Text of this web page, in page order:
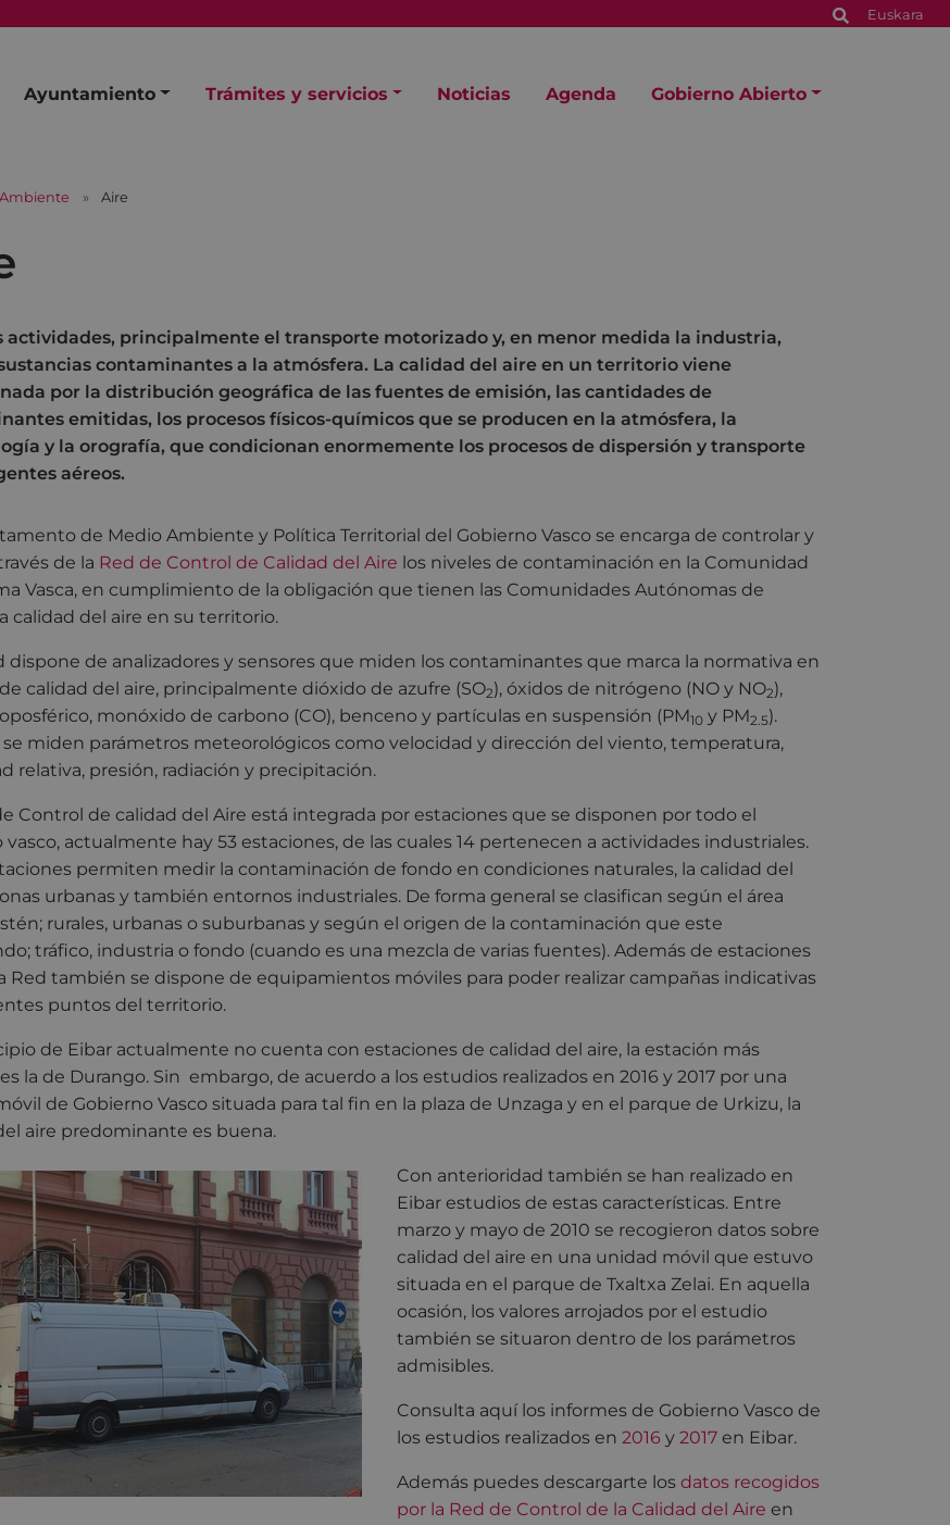
Euskara
Ayuntamiento Trámites y servicios Noticias Agenda Gobierno Abierto
Aire
actividades, principalmente el transporte motorizado y, en menor medida la industria,
contaminantes a la atmósfera. La calidad del aire en un territorio viene
por la distribución geográfica de las fuentes de emisión, las cantidades de
emitidas, los procesos físicos-químicos que se producen en la atmósfera, la
y la orografía, que condicionan enormemente los procesos de dispersión y transporte
aéreos.
de Medio Ambiente y Política Territorial del Gobierno Vasco se encarga de controlar y
de la Red de Control de Calidad del Aire los niveles de contaminación en la Comunidad
Vasca, en cumplimiento de la obligación que tienen las Comunidades Autónomas de
calidad del aire en su territorio.
dispone de analizadores y sensores que miden los contaminantes que marca la normativa en
calidad del aire, principalmente dióxido de azufre (SO2), óxidos de nitrógeno (NO y NO2),
monóxido de carbono (CO), benceno y partículas en suspensión (PM10 y PM2.5).
miden parámetros meteorológicos como velocidad y dirección del viento, temperatura,
relativa, presión, radiación y precipitación.
Control de calidad del Aire está integrada por estaciones que se disponen por todo el
actualmente hay 53 estaciones, de las cuales 14 pertenecen a actividades industriales.
permiten medir la contaminación de fondo en condiciones naturales, la calidad del
urbanas y también entornos industriales. De forma general se clasifican según el área
rurales, urbanas o suburbanas y según el origen de la contaminación que este
tráfico, industria o fondo (cuando es una mezcla de varias fuentes). Además de estaciones
Red también se dispone de equipamientos móviles para poder realizar campañas indicativas
puntos del territorio.
de Eibar actualmente no cuenta con estaciones de calidad del aire, la estación más
la de Durango. Sin embargo, de acuerdo a los estudios realizados en 2016 y 2017 por una
de Gobierno Vasco situada para tal fin en la plaza de Unzaga y en el parque de Urkizu, la
aire predominante es buena.
Con anterioridad también se han realizado en
Eibar estudios de estas características. Entre
marzo y mayo de 2010 se recogieron datos sobre
calidad del aire en una unidad móvil que estuvo
situada en el parque de Txaltxa Zelai. En aquella
ocasión, los valores arrojados por el estudio
también se situaron dentro de los parámetros
admisibles.
Consulta aquí los informes de Gobierno Vasco de
los estudios realizados en 2016 y 2017 en Eibar.
Además puedes descargarte los datos recogidos
por la Red de Control de la Calidad del Aire en